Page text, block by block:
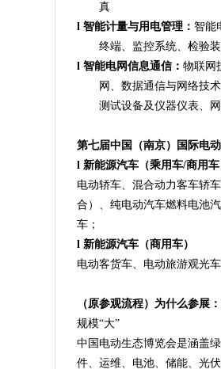
真
l 智能计量与用电管理： 智能
终端、监控系统、检验
l 智能电网信息通信： 物联网
网、数据通信与网络技
测试设备及仪器仪表、
第七届中国（南京）国际电
l 新能源汽车（乘用车/商用
电动轿车、混合动力客车轿
合）、纯电动汽车燃料电池
车；
l 新能源汽车（商用车）
电动客货车、电动旅游观光
（原参观流程）为什么参展：
规模“大”
中国电动生态博览会是涵盖
件、运维、电池、储能、光